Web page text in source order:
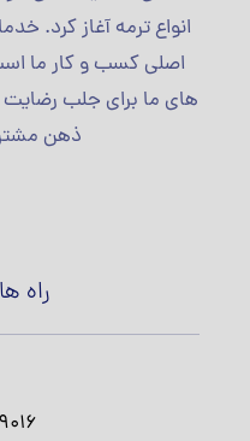
انواع ترمه آغاز کرد.
اصلی کسب و کار ما
های ما برای جلب
ذهن
راه